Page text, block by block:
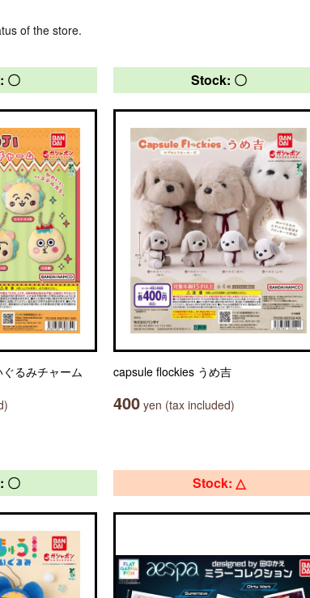
of the store.
〇
るみチャーム
Stock: 〇
capsule flockies うめ吉
400 yen (tax included)
〇 Stock: △